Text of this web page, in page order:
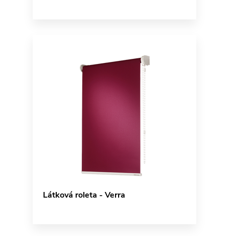
Látková roleta - Verra